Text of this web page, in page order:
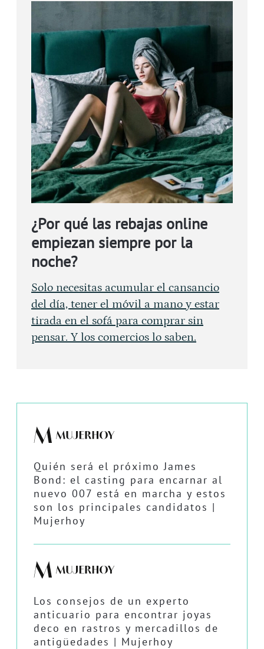
¿Por qué las rebajas online
empiezan siempre por la
noche?
Solo necesitas acumular el cansancio
del día, tener el móvil a mano y estar
tirada en el sofá para comprar sin
pensar. Y los comercios lo saben.
Quién será el próximo James
Bond: el casting para encarnar al
nuevo 007 está en marcha y estos
son los principales candidatos |
Mujerhoy
Los consejos de un experto
anticuario para encontrar joyas
deco en rastros y mercadillos de
antigüedades | Mujerhoy